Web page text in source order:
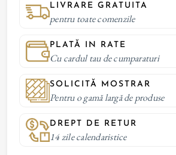
LIVRARE GRATUITA
pentru toate comenzile
PLATĂ IN RATE
Cu cardul tau de cumparaturi
SOLICITĂ MOSTRAR
Pentru o gamă largă de produse
DREPT DE RETUR
14 zile calendaristice